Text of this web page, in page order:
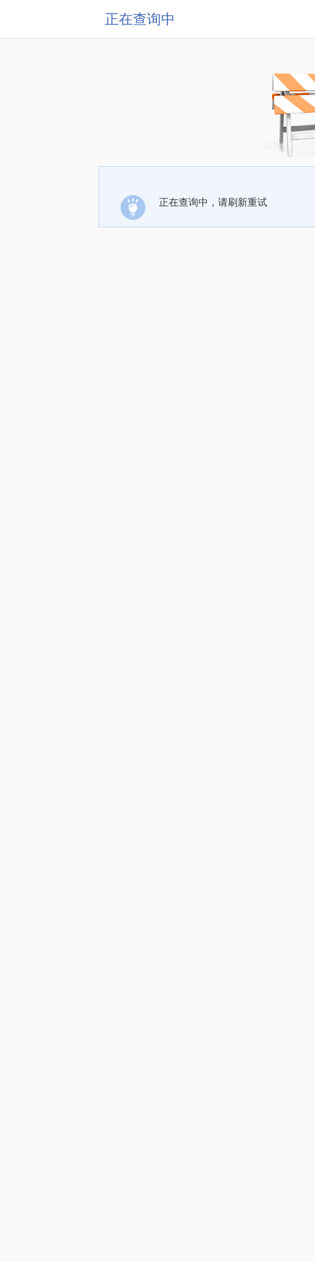
正在查询中
正在查询中，请刷新重试